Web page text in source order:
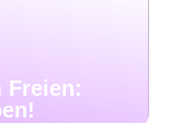
Freien: